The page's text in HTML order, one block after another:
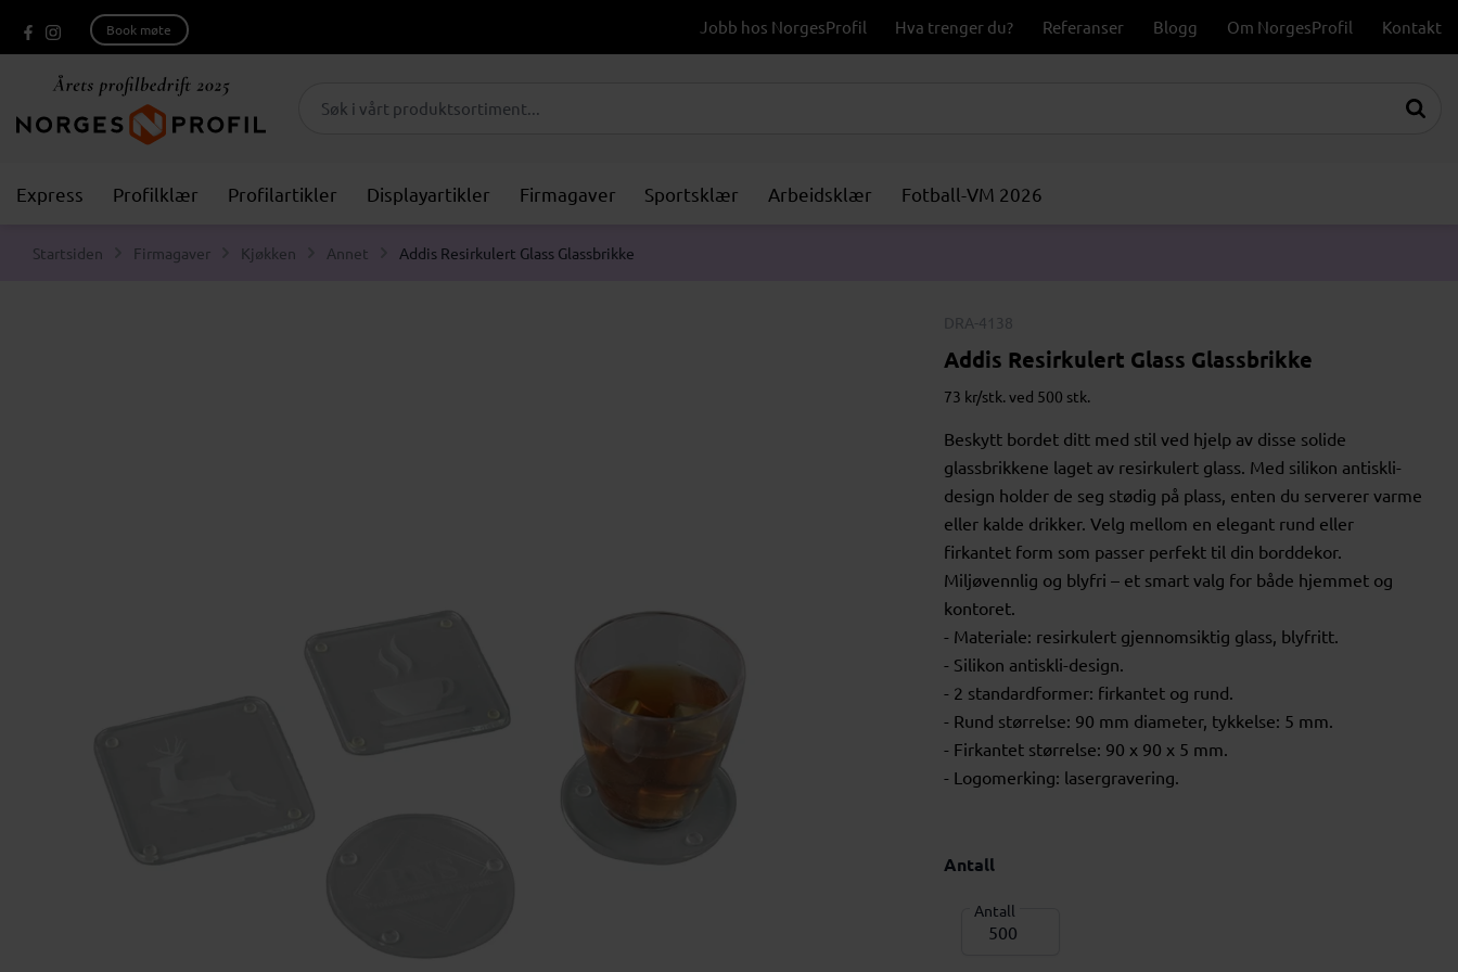
Book møte Jobb hos NorgesProfil Hva trenger du? Referanser Blogg Om NorgesProfil Kontakt
Express Profilklær Profilartikler Displayartikler Firmagaver Sportsklær Arbeidsklær Fotball-VM 2026
Startsiden Firmagaver Kjøkken Annet Addis Resirkulert Glass Glassbrikke
DRA-4138
Addis Resirkulert Glass Glassbrikke
73 kr/stk. ved 500 stk.
Beskytt bordet ditt med stil ved hjelp av disse solide
glassbrikkene laget av resirkulert glass. Med silikon antiskli-
design holder de seg stødig på plass, enten du serverer varme
eller kalde drikker. Velg mellom en elegant rund eller
firkantet form som passer perfekt til din borddekor.
Miljøvennlig og blyfri – et smart valg for både hjemmet og
kontoret.
- Materiale: resirkulert gjennomsiktig glass, blyfritt.
- Silikon antiskli-design.
- 2 standardformer: firkantet og rund.
- Rund størrelse: 90 mm diameter, tykkelse: 5 mm.
- Firkantet størrelse: 90 x 90 x 5 mm.
- Logomerking: lasergravering.
Antall
Antall